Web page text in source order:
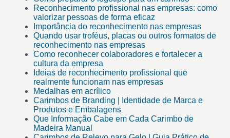
Reconhecimento profissional nas empresas: como
valorizar pessoas de forma eficaz
Importância do reconhecimento nas empresas
Quando usar troféus, placas ou outros formatos de
reconhecimento nas empresas
Como reconhecer colaboradores e fortalecer a
cultura da empresa
Ideias de reconhecimento profissional que
realmente funcionam nas empresas
Medalhas em acrílico
Carimbos de Branding | Identidade de Marca e
Produtos e Embalagens
Que Informação Cabe em Cada Carimbo de
Madeira Manual